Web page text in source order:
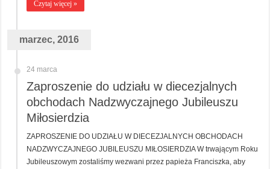
Czytaj więcej »
marzec, 2016
24 marca
Zaproszenie do udziału w diecezjalnych
obchodach Nadzwyczajnego Jubileuszu
Miłosierdzia
ZAPROSZENIE DO UDZIAŁU W DIECEZJALNYCH OBCHODACH
NADZWYCZAJNEGO JUBILEUSZU MIŁOSIERDZIA W trwającym Roku
Jubileuszowym zostaliśmy wezwani przez papieża Franciszka, aby